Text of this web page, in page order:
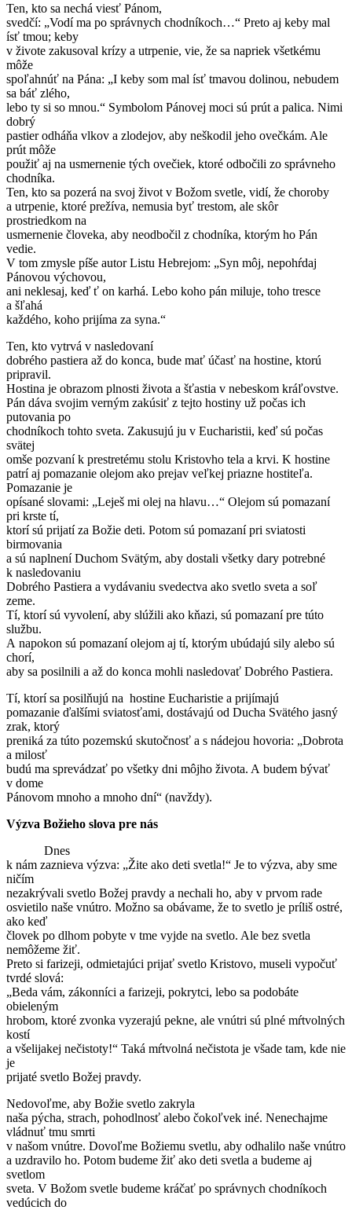
Ten, kto sa nechá viesť Pánom,
svedčí: „Vodí ma po správnych chodníkoch…“ Preto aj keby mal
ísť tmou; keby
v živote zakusoval krízy a utrpenie, vie, že sa napriek všetkému
môže
spoľahnúť na Pána: „I keby som mal ísť tmavou dolinou, nebudem
sa báť zlého,
lebo ty si so mnou.“ Symbolom Pánovej moci sú prút a palica. Nimi
dobrý
pastier odháňa vlkov a zlodejov, aby neškodil jeho ovečkám. Ale
prút môže
použiť aj na usmernenie tých ovečiek, ktoré odbočili zo správneho
chodníka.
Ten, kto sa pozerá na svoj život v Božom svetle, vidí, že choroby
a utrpenie, ktoré prežíva, nemusia byť trestom, ale skôr
prostriedkom na
usmernenie človeka, aby neodbočil z chodníka, ktorým ho Pán
vedie.
V tom zmysle píše autor Listu Hebrejom: „Syn môj, nepohŕdaj
Pánovou výchovou,
ani neklesaj, keď ť on karhá. Lebo koho pán miluje, toho tresce
a šľahá
každého, koho prijíma za syna.“
Ten, kto vytrvá v nasledovaní
dobrého pastiera až do konca, bude mať účasť na hostine, ktorú
pripravil.
Hostina je obrazom plnosti života a šťastia v nebeskom kráľovstve.
Pán dáva svojim verným zakúsiť z tejto hostiny už počas ich
putovania po
chodníkoch tohto sveta. Zakusujú ju v Eucharistii, keď sú počas
svätej
omše pozvaní k prestretému stolu Kristovho tela a krvi. K hostine
patrí aj pomazanie olejom ako prejav veľkej priazne hostiteľa.
Pomazanie je
opísané slovami: „Leješ mi olej na hlavu…“ Olejom sú pomazaní
pri krste tí,
ktorí sú prijatí za Božie deti. Potom sú pomazaní pri sviatosti
birmovania
a sú naplnení Duchom Svätým, aby dostali všetky dary potrebné
k nasledovaniu
Dobrého Pastiera a vydávaniu svedectva ako svetlo sveta a soľ
zeme.
Tí, ktorí sú vyvolení, aby slúžili ako kňazi, sú pomazaní pre túto
službu.
A napokon sú pomazaní olejom aj tí, ktorým ubúdajú sily alebo sú
chorí,
aby sa posilnili a až do konca mohli nasledovať Dobrého Pastiera.
Tí, ktorí sa posilňujú na hostine Eucharistie a prijímajú
pomazanie ďalšími sviatosťami, dostávajú od Ducha Svätého jasný
zrak, ktorý
preniká za túto pozemskú skutočnosť a s nádejou hovoria: „Dobrota
a milosť
budú ma sprevádzať po všetky dni môjho života. A budem bývať
v dome
Pánovom mnoho a mnoho dní“ (navždy).
Výzva Božieho slova pre nás
Dnes
k nám zaznieva výzva: „Žite ako deti svetla!“ Je to výzva, aby sme
ničím
nezakrývali svetlo Božej pravdy a nechali ho, aby v prvom rade
osvietilo naše vnútro. Možno sa obávame, že to svetlo je príliš ostré,
ako keď
človek po dlhom pobyte v tme vyjde na svetlo. Ale bez svetla
nemôžeme žiť.
Preto si farizeji, odmietajúci prijať svetlo Kristovo, museli vypočuť
tvrdé slová:
„Beda vám, zákonníci a farizeji, pokrytci, lebo sa podobáte
obieleným
hrobom, ktoré zvonka vyzerajú pekne, ale vnútri sú plné mŕtvolných
kostí
a všelijakej nečistoty!“ Taká mŕtvolná nečistota je všade tam, kde nie
je
prijaté svetlo Božej pravdy.
Nedovoľme, aby Božie svetlo zakryla
naša pýcha, strach, pohodlnosť alebo čokoľvek iné. Nenechajme
vládnuť tmu smrti
v našom vnútre. Dovoľme Božiemu svetlu, aby odhalilo naše vnútro
a uzdravilo ho. Potom budeme žiť ako deti svetla a budeme aj
svetlom
sveta. V Božom svetle budeme kráčať po správnych chodníkoch
vedúcich do